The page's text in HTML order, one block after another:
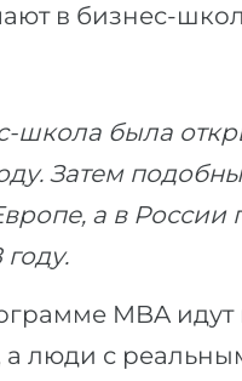
в бизнес-
школа была
Затем
а в
году.
MBA
а люди с